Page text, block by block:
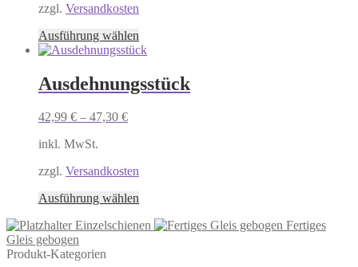
der
gewählt
werden
zzgl. Versandkosten
Ausführung wählen
Produkt
mehrere
Varianten
der
gewählt
werden
Ausdehnungsstück
42,99 € – 47,30 €
inkl. MwSt.
zzgl. Versandkosten
Ausführung wählen
weist
Einzelschienen
Fertiges
Gleis gebogen
Produkt-Kategorien